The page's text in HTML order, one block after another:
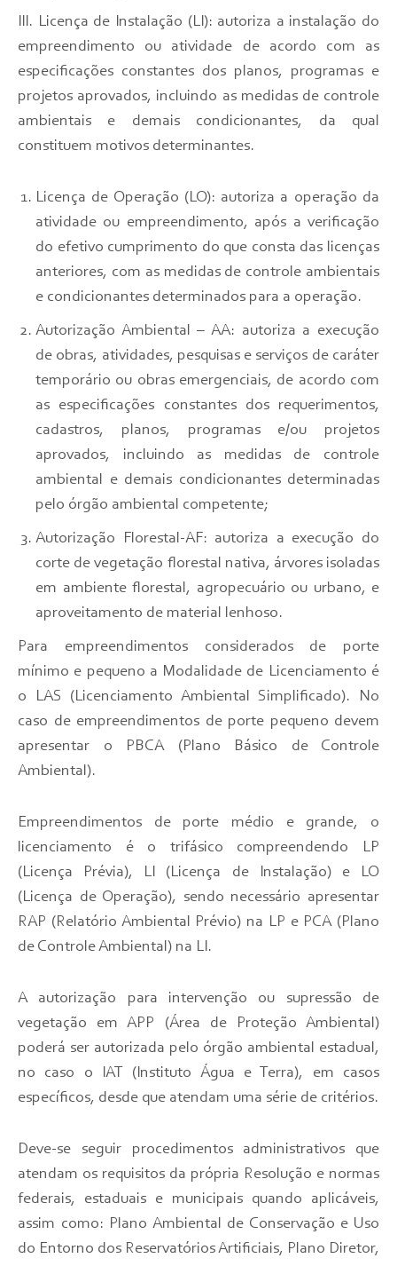
III. Licença de Instalação (LI): autoriza a instalação do
empreendimento ou atividade de acordo com as
especificações constantes dos planos, programas e
projetos aprovados, incluindo as medidas de controle
ambientais e demais condicionantes, da qual
constituem motivos determinantes.
Licença de Operação (LO): autoriza a operação da
atividade ou empreendimento, após a verificação
do efetivo cumprimento do que consta das licenças
anteriores, com as medidas de controle ambientais
e condicionantes determinados para a operação.
Autorização Ambiental – AA: autoriza a execução
de obras, atividades, pesquisas e serviços de caráter
temporário ou obras emergenciais, de acordo com
as especificações constantes dos requerimentos,
cadastros, planos, programas e/ou projetos
aprovados, incluindo as medidas de controle
ambiental e demais condicionantes determinadas
pelo órgão ambiental competente;
Autorização Florestal-AF: autoriza a execução do
corte de vegetação florestal nativa, árvores isoladas
em ambiente florestal, agropecuário ou urbano, e
aproveitamento de material lenhoso.
Para empreendimentos considerados de porte
mínimo e pequeno a Modalidade de Licenciamento é
o LAS (Licenciamento Ambiental Simplificado). No
caso de empreendimentos de porte pequeno devem
apresentar o PBCA (Plano Básico de Controle
Ambiental).
Empreendimentos de porte médio e grande, o
licenciamento é o trifásico compreendendo LP
(Licença Prévia), LI (Licença de Instalação) e LO
(Licença de Operação), sendo necessário apresentar
RAP (Relatório Ambiental Prévio) na LP e PCA (Plano
de Controle Ambiental) na LI.
A autorização para intervenção ou supressão de
vegetação em APP (Área de Proteção Ambiental)
poderá ser autorizada pelo órgão ambiental estadual,
no caso o IAT (Instituto Água e Terra), em casos
específicos, desde que atendam uma série de critérios.
Deve-se seguir procedimentos administrativos que
atendam os requisitos da própria Resolução e normas
federais, estaduais e municipais quando aplicáveis,
assim como: Plano Ambiental de Conservação e Uso
do Entorno dos Reservatórios Artificiais, Plano Diretor,